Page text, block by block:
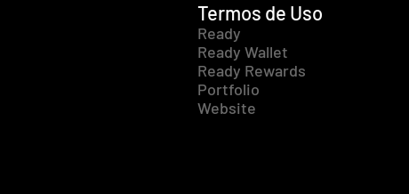
Termos de Uso
Ready
Ready Wallet
Ready Rewards
Portfolio
Website